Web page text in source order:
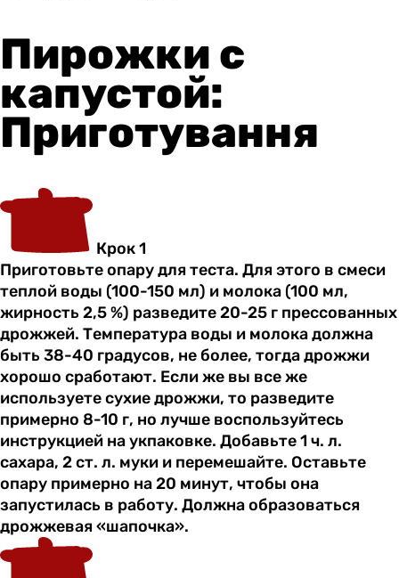
Пирожки с
капустой:
Приготування
Крок 1
Приготовьте опару для теста. Для этого в смеси
теплой воды (100-150 мл) и молока (100 мл,
жирность 2,5 %) разведите 20-25 г прессованных
дрожжей. Температура воды и молока должна
быть 38-40 градусов, не более, тогда дрожжи
хорошо сработают. Если же вы все же
используете сухие дрожжи, то разведите
примерно 8-10 г, но лучше воспользуйтесь
инструкцией на укпаковке. Добавьте 1 ч. л.
сахара, 2 ст. л. муки и перемешайте. Оставьте
опару примерно на 20 минут, чтобы она
запустилась в работу. Должна образоваться
дрожжевая «шапочка».